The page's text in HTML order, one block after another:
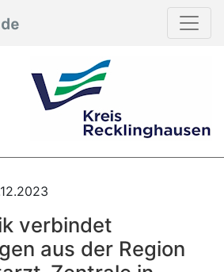
verbindet
aus der Region